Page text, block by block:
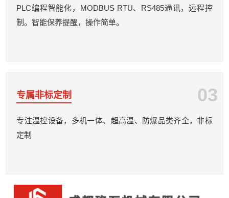
PLC编程智能化，MODBUS RTU、RS485通讯，远程控
制。智能保养提醒，操作简单。
专属非标定制 03
专注温控设备，多机一体、超高温、防爆品类齐全，非标
定制